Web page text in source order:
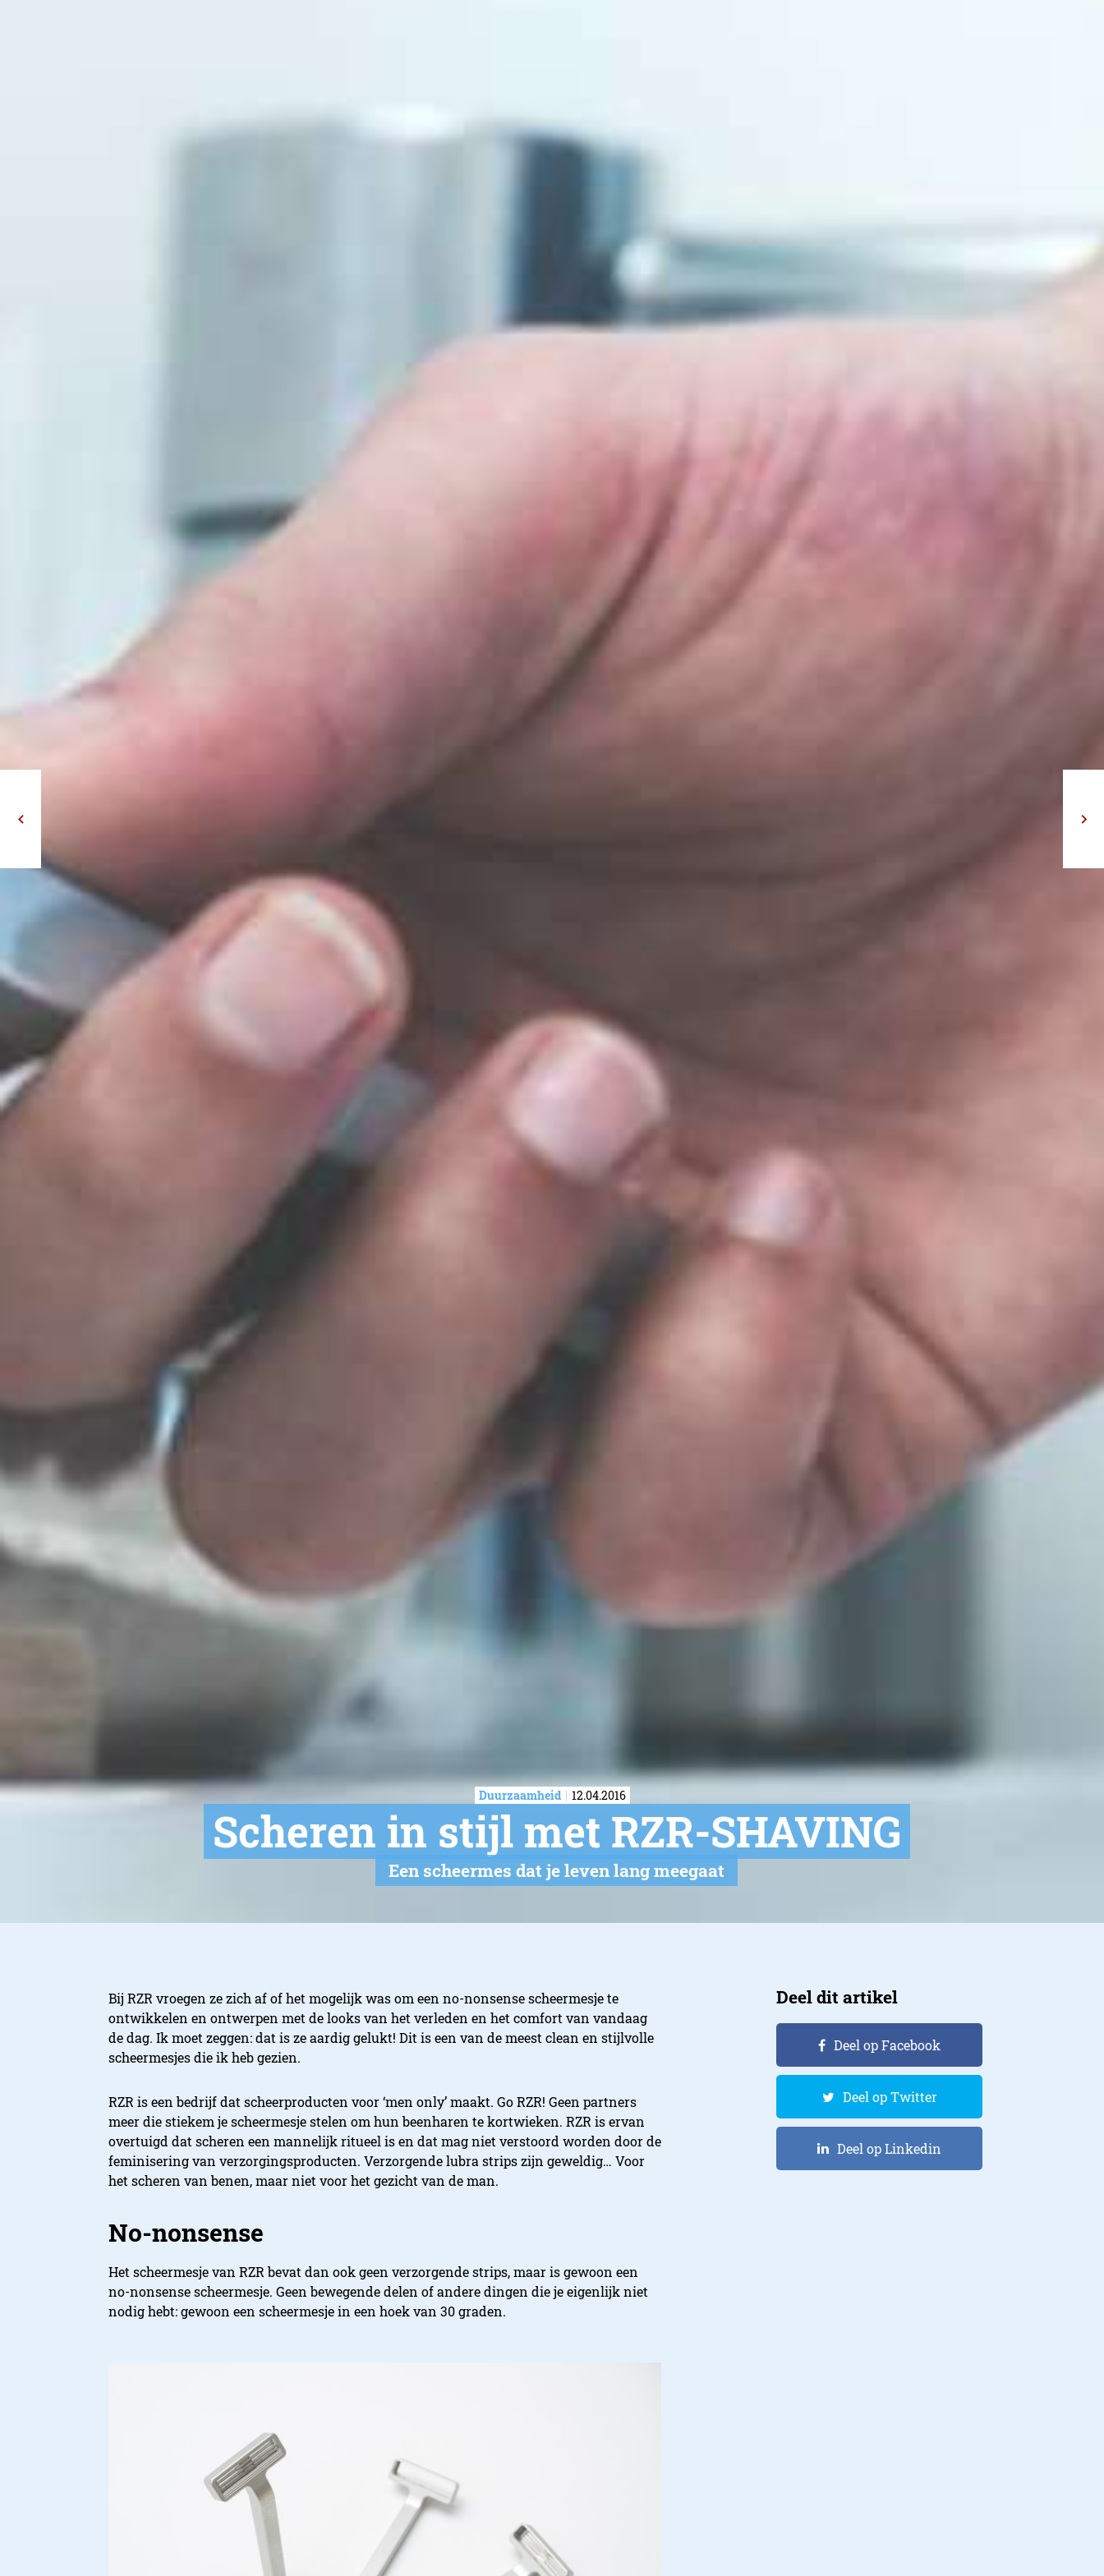
Duurzaamheid 12.04.2016
Scheren in stijl met RZR-SHAVING
Een scheermes dat je leven lang meegaat
Bij RZR vroegen ze zich af of het mogelijk was om een no-nonsense scheermesje te
ontwikkelen en ontwerpen met de looks van het verleden en het comfort van vandaag
de dag. Ik moet zeggen: dat is ze aardig gelukt! Dit is een van de meest clean en stijlvolle
scheermesjes die ik heb gezien.
RZR is een bedrijf dat scheerproducten voor ‘men only’ maakt. Go RZR! Geen partners
meer die stiekem je scheermesje stelen om hun beenharen te kortwieken. RZR is ervan
overtuigd dat scheren een mannelijk ritueel is en dat mag niet verstoord worden door de
feminisering van verzorgingsproducten. Verzorgende lubra strips zijn geweldig… Voor
het scheren van benen, maar niet voor het gezicht van de man.
No-nonsense
Het scheermesje van RZR bevat dan ook geen verzorgende strips, maar is gewoon een
no-nonsense scheermesje. Geen bewegende delen of andere dingen die je eigenlijk niet
nodig hebt: gewoon een scheermesje in een hoek van 30 graden.
Deel dit artikel
Deel op Facebook
Deel op Twitter
Deel op Linkedin